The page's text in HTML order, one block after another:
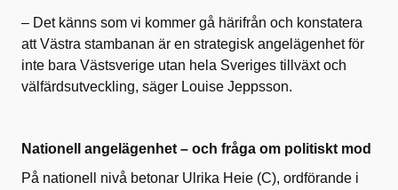
– Det känns som vi kommer gå härifrån och konstatera
att Västra stambanan är en strategisk angelägenhet för
inte bara Västsverige utan hela Sveriges tillväxt och
välfärdsutveckling, säger Louise Jeppsson.
Nationell angelägenhet – och fråga om politiskt mod
På nationell nivå betonar Ulrika Heie (C), ordförande i